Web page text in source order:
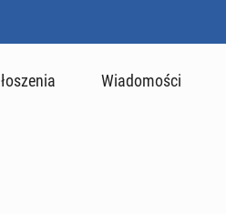
Wiadomości